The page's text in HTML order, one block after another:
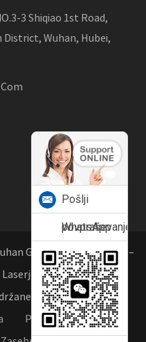
3 Shiqiao 1st Road,
Wuhan, Hubei,
Golden Laser Co., Ltd. –
Na Kitajskem. Vse
Pravno Obvestilo
Pošlji
povpraševanje
WhatsApp